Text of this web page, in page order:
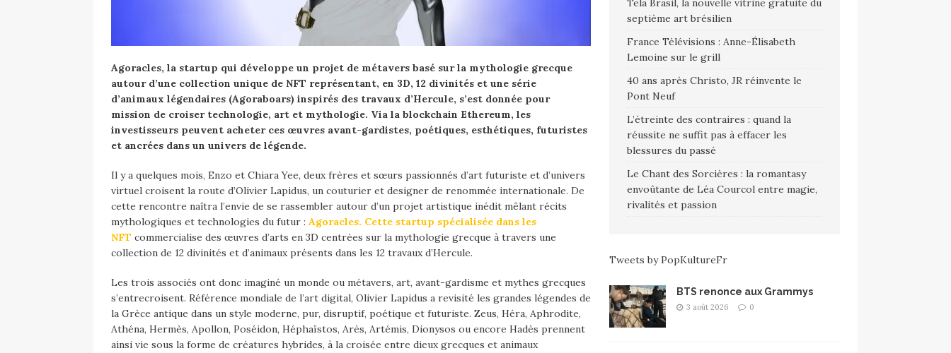
Agoracles, la startup qui développe un projet de métavers basé sur la mythologie grecque
autour d’une collection unique de NFT représentant, en 3D, 12 divinités et une série
d’animaux légendaires (Agoraboars) inspirés des travaux d’Hercule, s’est donnée pour
mission de croiser technologie, art et mythologie. Via la blockchain Ethereum, les
investisseurs peuvent acheter ces œuvres avant-gardistes, poétiques, esthétiques, futuristes
et ancrées dans un univers de légende.
Il y a quelques mois, Enzo et Chiara Yee, deux frères et sœurs passionnés d’art futuriste et d’univers
virtuel croisent la route d’Olivier Lapidus, un couturier et designer de renommée internationale. De
cette rencontre naîtra l’envie de se rassembler autour d’un projet artistique inédit mêlant récits
mythologiques et technologies du futur : Agoracles. Cette startup spécialisée dans les
NFT commercialise des œuvres d’arts en 3D centrées sur la mythologie grecque à travers une
collection de 12 divinités et d’animaux présents dans les 12 travaux d’Hercule.
Les trois associés ont donc imaginé un monde ou métavers, art, avant-gardisme et mythes grecques
s’entrecroisent. Référence mondiale de l’art digital, Olivier Lapidus a revisité les grandes légendes de
la Grèce antique dans un style moderne, pur, disruptif, poétique et futuriste. Zeus, Héra, Aphrodite,
Athéna, Hermès, Apollon, Poséidon, Héphaïstos, Arès, Artémis, Dionysos ou encore Hadès prennent
ainsi vie sous la forme de créatures hybrides, à la croisée entre dieux grecques et animaux
Tela Brasil, la nouvelle vitrine gratuite du
septième art brésilien
France Télévisions : Anne-Élisabeth
Lemoine sur le grill
40 ans après Christo, JR réinvente le
Pont Neuf
L’étreinte des contraires : quand la
réussite ne suffit pas à effacer les
blessures du passé
Le Chant des Sorcières : la romantasy
envoûtante de Léa Courcol entre magie,
rivalités et passion
Tweets by PopKultureFr
BTS renonce aux Grammys
3 août 2026 0